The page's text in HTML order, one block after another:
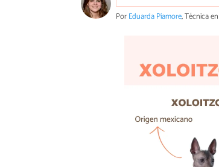
PorEduarda Piamore, Técnica